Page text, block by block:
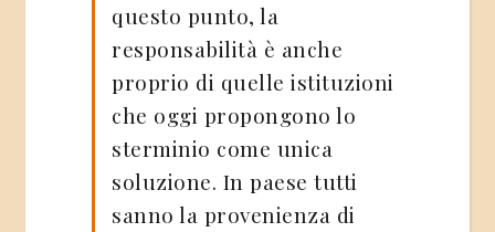
questo punto, la
responsabilità è anche
proprio di quelle istituzioni
che oggi propongono lo
sterminio come unica
soluzione. In paese tutti
sanno la provenienza di